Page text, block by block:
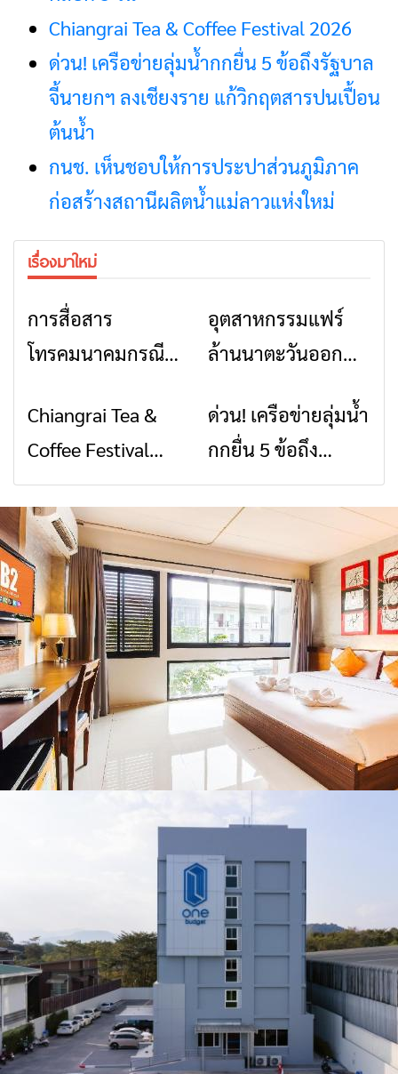
Chiangrai Tea & Coffee Festival 2026
ด่วน! เครือข่ายลุ่มน้ำกกยื่น 5 ข้อถึงรัฐบาล
จี้นายกฯ ลงเชียงราย แก้วิกฤตสารปนเปื้อน
ต้นน้ำ
กนช. เห็นชอบให้การประปาส่วนภูมิภาค
ก่อสร้างสถานีผลิตน้ำแม่ลาวแห่งใหม่
เรื่องมาใหม่
การสื่อสาร
โทรคมนาคมกรณีภัย
สัญญาณขาด การ
สื่อสารต้องไม่หยุด
ข่าวเชียงราย
อุตสาหกรรมแฟร์
ล้านนาตะวันออก
สินค้าเด่น และเสน่ห์
วัฒนธรรมจาก 4
จังหวัด เชียงราย
พะเยา แพร่ และ
น่าน พร้อมชม
คอนเสิร์ตจากศิลปิน
ชื่อดังตลอด 5 วัน
ข่าวเชียงราย
Chiangrai Tea &
Coffee Festival
2026
ข่าวเชียงราย
ด่วน! เครือข่ายลุ่มน้ำ
กกยื่น 5 ข้อถึง
รัฐบาล จี้นายกฯ ลง
เชียงราย แก้วิกฤต
สารปนเปื้อนต้นน้ำ